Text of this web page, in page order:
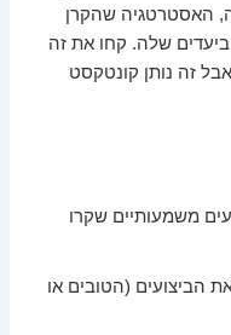
האסטרטגיה שהקרן
שלה. קחו את זה
זה נותן קונטקסט
משמעותיים שקרו
הביצועים (הטובים או